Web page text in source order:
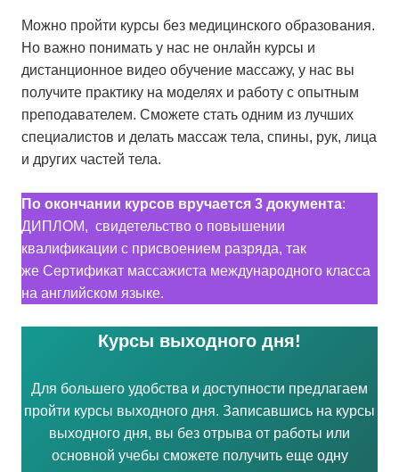
Можно пройти курсы без медицинского образования.
Но важно понимать у нас не онлайн курсы и
дистанционное видео обучение массажу, у нас вы
получите практику на моделях и работу с опытным
преподавателем. Сможете стать одним из лучших
специалистов и делать массаж тела, спины, рук, лица
и других частей тела.
По окончании курсов вручается 3 документа:
ДИПЛОМ, свидетельство о повышении
квалификации с присвоением разряда, так
же Сертификат массажиста международного класса
на английском языке.
Курсы выходного дня!
Для большего удобства и доступности предлагаем
пройти курсы выходного дня. Записавшись на курсы
выходного дня, вы без отрыва от работы или
основной учебы сможете получить еще одну